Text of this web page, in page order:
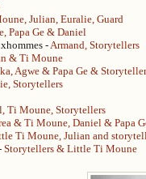
Julian, Euralie, Guard
Papa Ge & Daniel
-Armand, Storytellers
& Ti Moune
Agwe & Papa Ge &
Storytellers
Ti Moune, Storytellers
& Ti Moune, Daniel & Papa
Ti Moune, Julian and
Storytellers & Little Ti Moune